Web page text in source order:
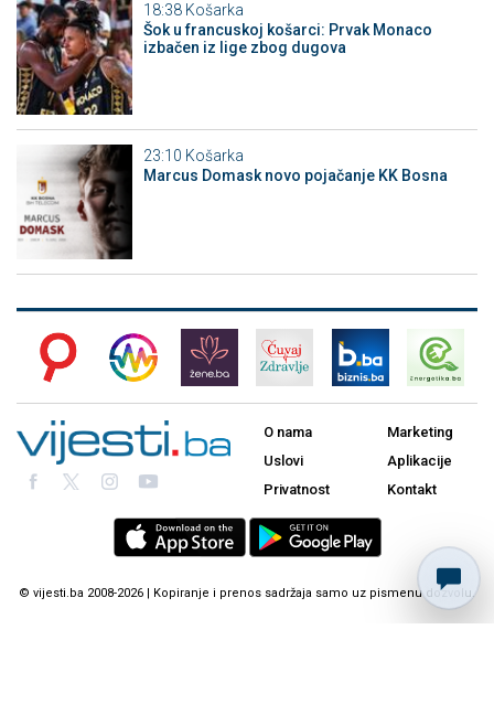
18:38 Košarka
Šok u francuskoj košarci: Prvak Monaco
izbačen iz lige zbog dugova
23:10 Košarka
Marcus Domask novo pojačanje KK Bosna
O nama
Uslovi
Privatnost
Marketing
Aplikacije
Kontakt
© vijesti.ba 2008-2026 | Kopiranje i prenos sadržaja samo uz pismenu dozvolu.